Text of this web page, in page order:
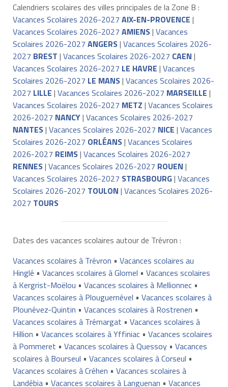
Calendriers scolaires des villes principales de la Zone B :
Vacances Scolaires 2026-2027 AIX-EN-PROVENCE |
Vacances Scolaires 2026-2027 AMIENS| Vacances
Scolaires 2026-2027 ANGERS| Vacances Scolaires 2026-
2027 BREST | Vacances Scolaires 2026-2027 CAEN |
Vacances Scolaires 2026-2027 LE HAVRE | Vacances
Scolaires 2026-2027 LE MANS| Vacances Scolaires 2026-
2027 LILLE | Vacances Scolaires 2026-2027 MARSEILLE |
Vacances Scolaires 2026-2027 METZ | Vacances Scolaires
2026-2027 NANCY| Vacances Scolaires 2026-2027
NANTES| Vacances Scolaires 2026-2027 NICE | Vacances
Scolaires 2026-2027 ORLÉANS| Vacances Scolaires
2026-2027 REIMS| Vacances Scolaires 2026-2027
RENNES| Vacances Scolaires 2026-2027 ROUEN |
Vacances Scolaires 2026-2027 STRASBOURG| Vacances
Scolaires 2026-2027 TOULON | Vacances Scolaires 2026-
2027 TOURS
Dates des vacances scolaires autour de Trévron :
Vacances scolaires à Trévron • Vacances scolaires au
Hinglé • Vacances scolaires à Glomel • Vacances scolaires
à Kergrist-Moëlou • Vacances scolaires à Mellionnec•
Vacances scolaires à Plouguernével • Vacances scolaires à
Plounévez-Quintin • Vacances scolaires à Rostrenen •
Vacances scolaires à Trémargat • Vacances scolaires à
Hillion • Vacances scolaires à Yffiniac• Vacances scolaires
à Pommeret • Vacances scolaires à Quessoy• Vacances
scolaires à Bourseul • Vacances scolaires à Corseul •
Vacances scolaires à Créhen • Vacances scolaires à
Landébia• Vacances scolaires à Languenan • Vacances